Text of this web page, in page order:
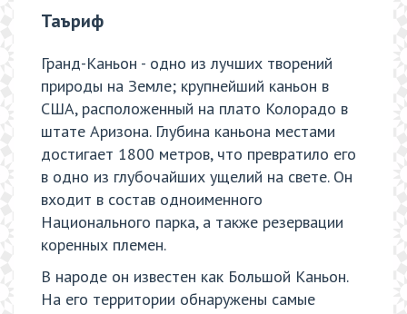
Таъриф
Гранд-Каньон - одно из лучших творений
природы на Земле; крупнейший каньон в
США, расположенный на плато Колорадо в
штате Аризона. Глубина каньона местами
достигает 1800 метров, что превратило его
в одно из глубочайших ущелий на свете. Он
входит в состав одноименного
Национального парка, а также резервации
коренных племен.
В народе он известен как Большой Каньон.
На его территории обнаружены самые